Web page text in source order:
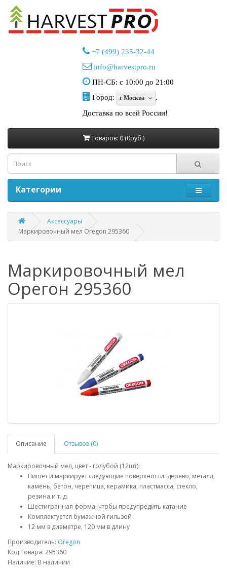
+7 (499) 235-32-44
info@harvestpro.ru
ПН-СБ: с 10:00 до 21:00
Город:
г Москва
.
Доставка по всей России!
Товаров: 0 (0руб.)
Категории
Аксессуары
Маркировочный мел Oregon 295360
Маркировочный мел
Орегон 295360
Описание Отзывов (0)
Маркировочный мел, цвет - голубой (12шт):
Пишет и маркирует следующие поверхности: дерево, металл,
камень, бетон, черепица, керамика, пластмасса, стекло,
резина и т. д.
Шестигранная форма, чтобы предупредить катание
Комплектуется бумажной гильзой
12 мм в диаметре, 120 мм в длину
Производитель: Oregon
Код Товара: 295360
Наличие: В наличии